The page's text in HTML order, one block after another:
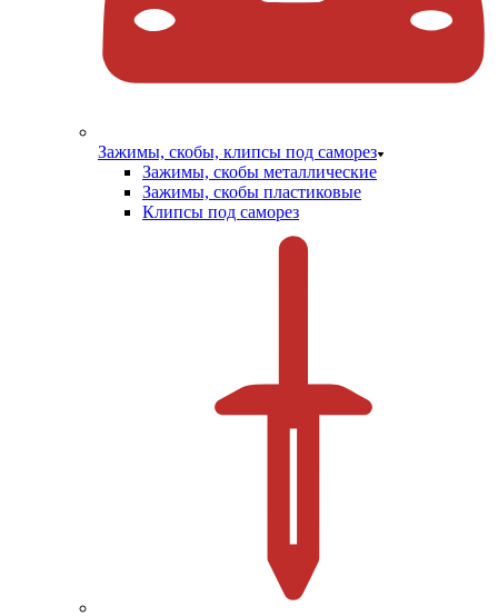
Зажимы, скобы, клипсы под саморез
Зажимы, скобы металлические
Зажимы, скобы пластиковые
Клипсы под саморез